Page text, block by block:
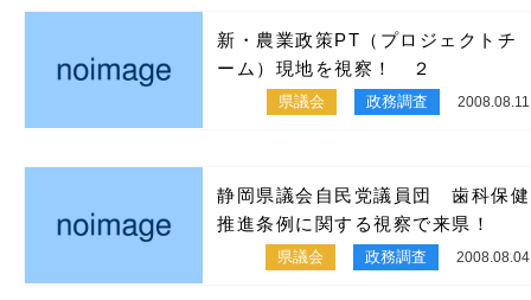
新・農業政策PT（プロジェクトチ
ーム）現地を視察！ ２
県議会 政務調査 2008.08.11
静岡県議会自民党議員団 歯科保健
推進条例に関する視察で来県！
県議会 政務調査 2008.08.04